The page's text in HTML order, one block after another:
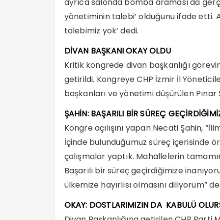
ayrıca salonda bomba araması da
yönetiminin talebi’ olduğunu ifade etti.
talebimiz yok’ dedi.
DİVAN BAŞKANI OKAY OLDU
Kritik kongrede divan başkanlığı
getirildi. Kongreye CHP İzmir İl
başkanları ve yönetimi düşürülen Pınar
ŞAHİN: BAŞARILI BİR SÜREÇ
Kongre açılışını yapan Necati Şahin,
İçinde bulunduğumuz süreç içerisinde
çalışmalar yaptık. Mahallelerin
Başarılı bir süreç geçirdiğimize
ülkemize hayırlısı olmasını diliyorum”
OKAY: DOSTLARIMIZIN DA KABULÜ